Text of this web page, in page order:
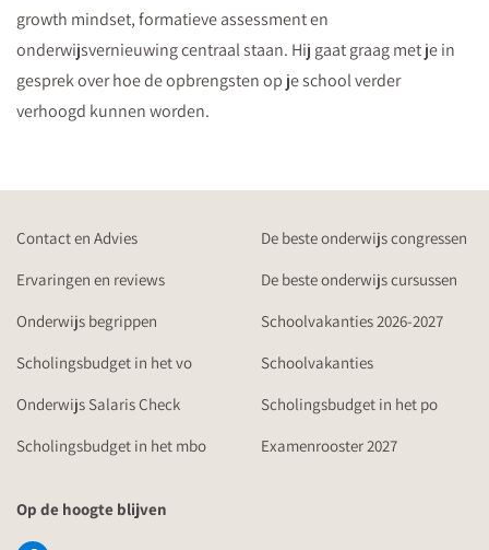
growth mindset, formatieve assessment en
onderwijsvernieuwing centraal staan. Hij gaat graag met je in
gesprek over hoe de opbrengsten op je school verder
verhoogd kunnen worden.
Contact en Advies
De beste onderwijs congressen
Ervaringen en reviews
De beste onderwijs cursussen
Onderwijs begrippen
Schoolvakanties 2026-2027
Scholingsbudget in het vo
Schoolvakanties
Onderwijs Salaris Check
Scholingsbudget in het po
Scholingsbudget in het mbo
Examenrooster 2027
Op de hoogte blijven